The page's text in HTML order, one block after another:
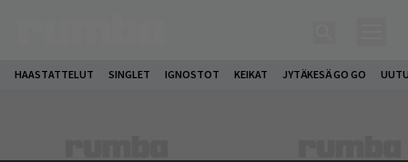
HAASTATTELUT SINGLET IGNOSTOT KEIKAT JYTÄKESÄ GO GO